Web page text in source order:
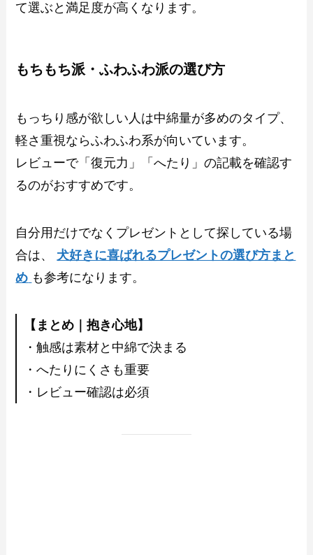
て選ぶと満足度が高くなります。
もちもち派・ふわふわ派の選び方
もっちり感が欲しい人は中綿量が多めのタイプ、
軽さ重視ならふわふわ系が向いています。
レビューで「復元力」「へたり」の記載を確認す
るのがおすすめです。
自分用だけでなくプレゼントとして探している場
合は、 犬好きに喜ばれるプレゼントの選び方まと
め も参考になります。
【まとめ｜抱き心地】
・触感は素材と中綿で決まる
・へたりにくさも重要
・レビュー確認は必須